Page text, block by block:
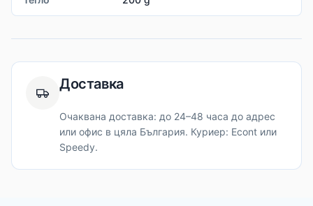
Доставка
Очаквана доставка: до 24–48 часа до адрес
или офис в цяла България. Куриер: Econt или
Speedy.